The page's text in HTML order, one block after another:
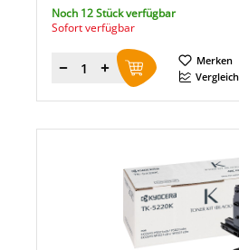
Noch 12 Stück verfügbar
Sofort verfügbar
Menge
Merken